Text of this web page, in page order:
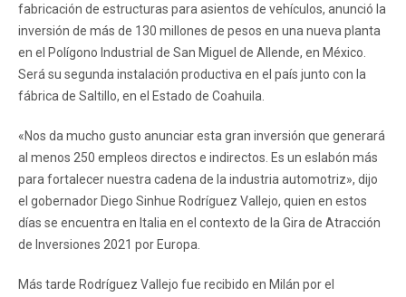
fabricación de estructuras para asientos de vehículos, anunció la
inversión de más de 130 millones de pesos en una nueva planta
en el Polígono Industrial de San Miguel de Allende, en México.
Será su segunda instalación productiva en el país junto con la
fábrica de Saltillo, en el Estado de Coahuila.
«Nos da mucho gusto anunciar esta gran inversión que generará
al menos 250 empleos directos e indirectos. Es un eslabón más
para fortalecer nuestra cadena de la industria automotriz», dijo
el gobernador Diego Sinhue Rodríguez Vallejo, quien en estos
días se encuentra en Italia en el contexto de la Gira de Atracción
de Inversiones 2021 por Europa.
Más tarde Rodríguez Vallejo fue recibido en Milán por el